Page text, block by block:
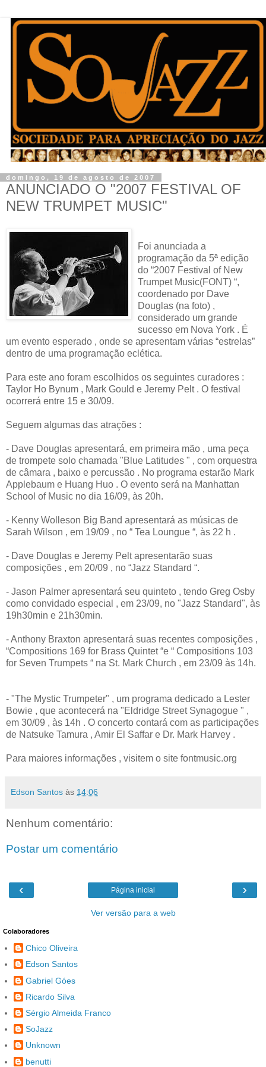
domingo, 19 de agosto de 2007
ANUNCIADO O "2007 FESTIVAL OF
NEW TRUMPET MUSIC"
Foi anunciada a
programação da 5ª edição
do “2007 Festival of New
Trumpet Music(FONT) “,
coordenado por Dave
Douglas (na foto) ,
considerado um grande
sucesso em Nova York . É
um evento esperado , onde se apresentam várias “estrelas”
dentro de uma programação eclética.
Para este ano foram escolhidos os seguintes curadores :
Taylor Ho Bynum , Mark Gould e Jeremy Pelt . O festival
ocorrerá entre 15 e 30/09.
Seguem algumas das atrações :
- Dave Douglas apresentará, em primeira mão , uma peça
de trompete solo chamada "Blue Latitudes " , com orquestra
de câmara , baixo e percussão . No programa estarão Mark
Applebaum e Huang Huo . O evento será na Manhattan
School of Music no dia 16/09, às 20h.
- Kenny Wolleson Big Band apresentará as músicas de
Sarah Wilson , em 19/09 , no “ Tea Loungue “, às 22 h .
- Dave Douglas e Jeremy Pelt apresentarão suas
composições , em 20/09 , no “Jazz Standard “.
- Jason Palmer apresentará seu quinteto , tendo Greg Osby
como convidado especial , em 23/09, no "Jazz Standard", às
19h30min e 21h30min.
- Anthony Braxton apresentará suas recentes composições ,
“Compositions 169 for Brass Quintet “e “ Compositions 103
for Seven Trumpets “ na St. Mark Church , em 23/09 às 14h.
- "The Mystic Trumpeter" , um programa dedicado a Lester
Bowie , que acontecerá na "Eldridge Street Synagogue " ,
em 30/09 , às 14h . O concerto contará com as participações
de Natsuke Tamura , Amir El Saffar e Dr. Mark Harvey .
Para maiores informações , visitem o site fontmusic.org
Edson Santos às 14:06
Nenhum comentário:
Postar um comentário
‹ ›
Página inicial
Ver versão para a web
Colaboradores
Chico Oliveira
Edson Santos
Gabriel Góes
Ricardo Silva
Sérgio Almeida Franco
SoJazz
Unknown
benutti